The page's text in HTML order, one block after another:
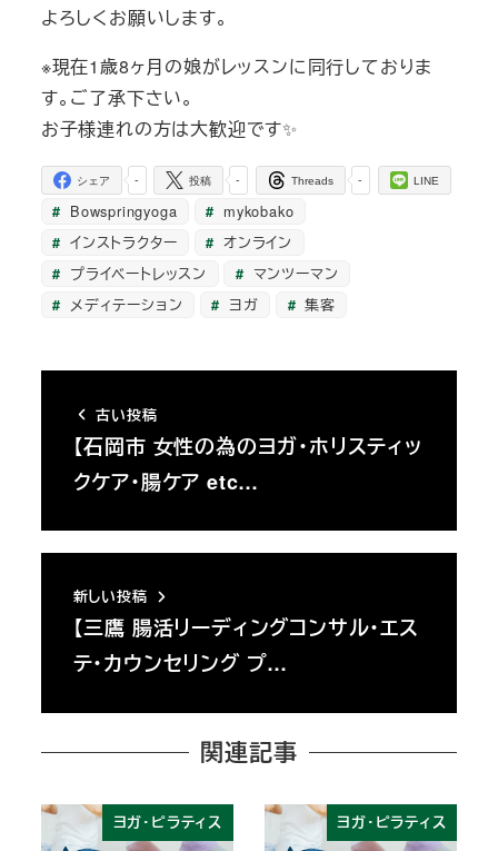
よろしくお願いします。
※現在1歳8ヶ月の娘がレッスンに同行しておりま
す。ご了承下さい。
お子様連れの方は大歓迎です✨
-
シェア -
投稿 -
Threads LINE
Bowspringyoga
mykobako
インストラクター
オンライン
プライベートレッスン
マンツーマン
メディテーション
ヨガ 集客
古い投稿
【石岡市 女性の為のヨガ・ホリスティッ
クケア・腸ケア etc…
新しい投稿
【三鷹 腸活リーディングコンサル・エス
テ・カウンセリング プ…
関連記事
ヨガ・ピラティス ヨガ・ピラティス